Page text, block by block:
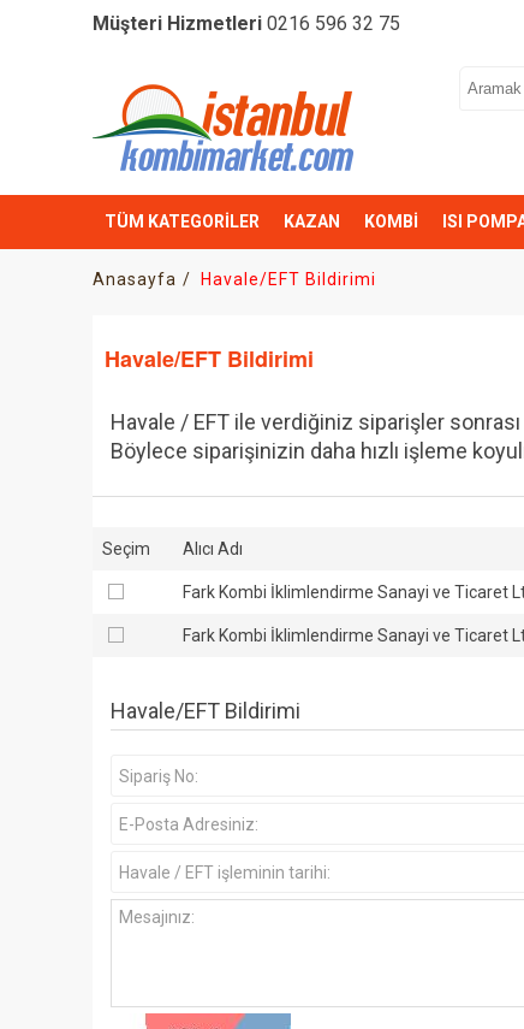
Müşteri Hizmetleri 0216 596 32 75
TÜM KATEGORİLER KAZAN KOMBİ ISI
Anasayfa Havale/EFT Bildirimi
Havale/EFT Bildirimi
Havale / EFT ile verdiğiniz siparişler
Böylece siparişinizin daha hızlı işleme
Seçim Alıcı Adı
Fark Kombi İklimlendirme Sanayi ve Ticaret
Fark Kombi İklimlendirme Sanayi ve Ticaret
Havale/EFT Bildirimi